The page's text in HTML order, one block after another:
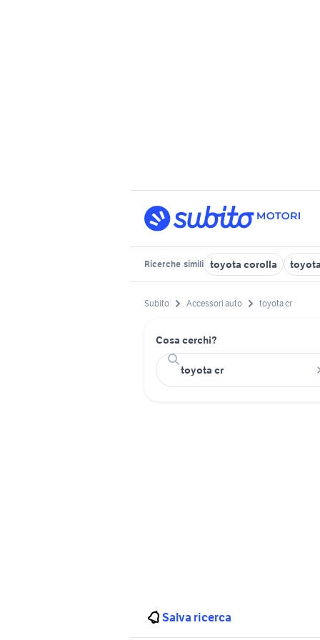
Ricerche simili toyota corolla
Subito Accessori auto toyota cr
Cosa cerchi?
Salva ricerca